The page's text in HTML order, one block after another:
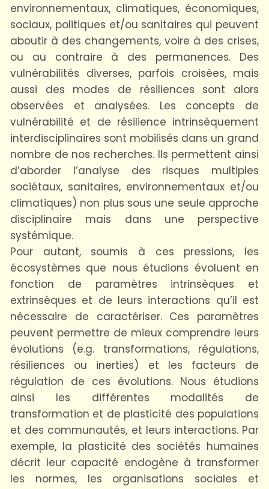
environnementaux, climatiques, économiques,
sociaux, politiques et/ou sanitaires qui peuvent
aboutir à des changements, voire à des crises,
ou au contraire à des permanences. Des
vulnérabilités diverses, parfois croisées, mais
aussi des modes de résiliences sont alors
observées et analysées. Les concepts de
vulnérabilité et de résilience intrinsèquement
interdisciplinaires sont mobilisés dans un grand
nombre de nos recherches. Ils permettent ainsi
d’aborder l’analyse des risques multiples
sociétaux, sanitaires, environnementaux et/ou
climatiques) non plus sous une seule approche
disciplinaire mais dans une perspective
systémique.
Pour autant, soumis à ces pressions, les
écosystèmes que nous étudions évoluent en
fonction de paramètres intrinsèques et
extrinsèques et de leurs interactions qu’il est
nécessaire de caractériser. Ces paramètres
peuvent permettre de mieux comprendre leurs
évolutions (e.g. transformations, régulations,
résiliences ou inerties) et les facteurs de
régulation de ces évolutions. Nous étudions
ainsi les différentes modalités de
transformation et de plasticité des populations
et des communautés, et leurs interactions. Par
exemple, la plasticité des sociétés humaines
décrit leur capacité endogène à transformer
les normes, les organisations sociales et